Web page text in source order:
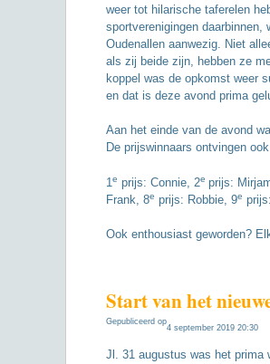
weer tot hilarische taferelen
sportverenigingen
Oudenallen aanwezig. Niet
als zij beide zijn, hebben ze
koppel was de opkomst weer
en dat is deze avond prima
Aan het einde van de avond
De prijswinnaars ontvingen
1 e prijs: Connie, 2e prijs:
Frank, 8e prijs: Robbie, 9e
Ook enthousiast geworden?
Start van het
Gepubliceerd op
4 september 2019 20:30
Jl. 31 augustus was het prima